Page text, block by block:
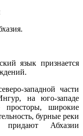
язык признается
западной части
на юго-западе
широкие
бурные реки
Абхазии